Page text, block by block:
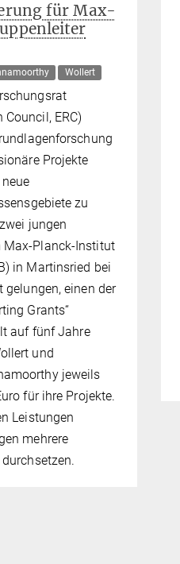
für Max-
Wollert
Council, ERC)
Projekte
zu
jungen
Max-Planck-Institut
in Martinsried bei
gelungen, einen der
Grants“
auf fünf Jahre
und
jeweils
für ihre Projekte.
Leistungen
mehrere